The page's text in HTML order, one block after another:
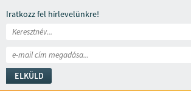
Iratkozz fel hírlevelünkre!
ELKÜLD